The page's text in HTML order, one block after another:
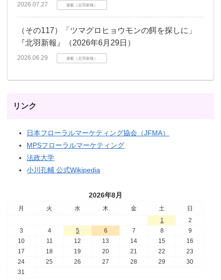
2026.07.27 連載（北羽新報）
（その117）「ツマグロヒョウモンの餌を探しに」
『北羽新報』（2026年6月29日）
2026.06.29 連載（北羽新報）
リンク
日本フローラルマーケティング協会（JFMA）
MPSフローラルマーケティング
法政大学
小川孔輔 公式Wikipedia
2026年8月
月 火 水 木 金 土
日
1
2
3
4 5 6 7 8
9
10
11 12 13 14 15
16
17
18 19 20 21 22
23
24
25 26 27 28 29
30
31